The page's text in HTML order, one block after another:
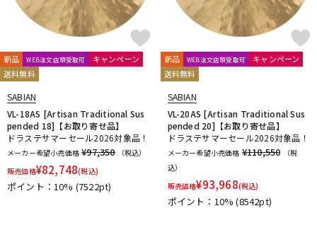
新品 WEB注文店頭受取可
キャンペーン
送料無料
SABIAN
VL-18AS [Artisan Traditional Sus
pended 18]【お取り寄せ品】
ドラステサマーセール2026対象品！
メーカー希望小売価格 ¥97,350
（税込）
販売価格¥82,748(税込)
ポイント：10% (7522pt)
新品 WEB注文店頭受取可
キャンペーン
送料無料
SABIAN
VL-20AS [Artisan Traditional Sus
pended 20]【お取り寄せ品】
ドラステサマーセール2026対象品！
メーカー希望小売価格 ¥110,550
（税
込）
販売価格¥93,968(税込)
ポイント：10%(8542pt)